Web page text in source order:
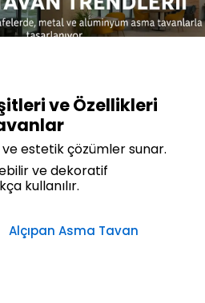
ve Özellikleri
estetik çözümler sunar.
ve dekoratif
kullanılır.
Alçıpan Asma Tavan